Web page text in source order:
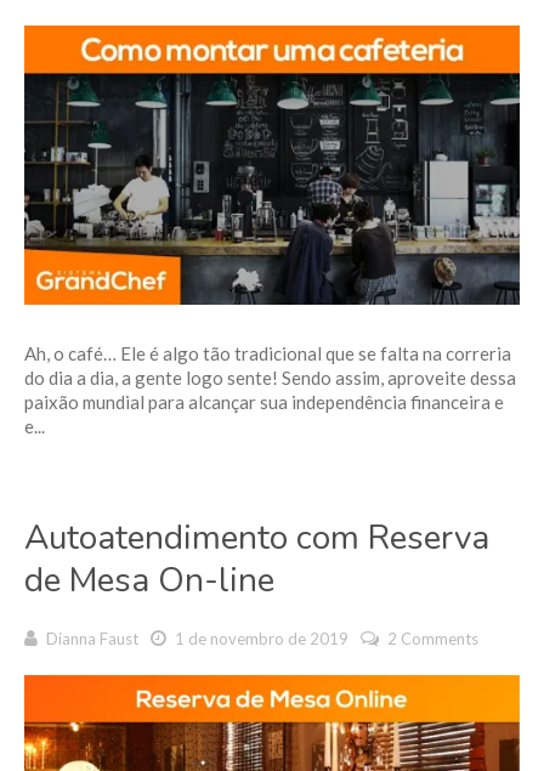
Ah, o café… Ele é algo tão tradicional que se falta na correria
do dia a dia, a gente logo sente! Sendo assim, aproveite dessa
paixão mundial para alcançar sua independência financeira e
e...
Autoatendimento com Reserva
de Mesa On-line
Dianna Faust 1 de novembro de 2019 2 Comments